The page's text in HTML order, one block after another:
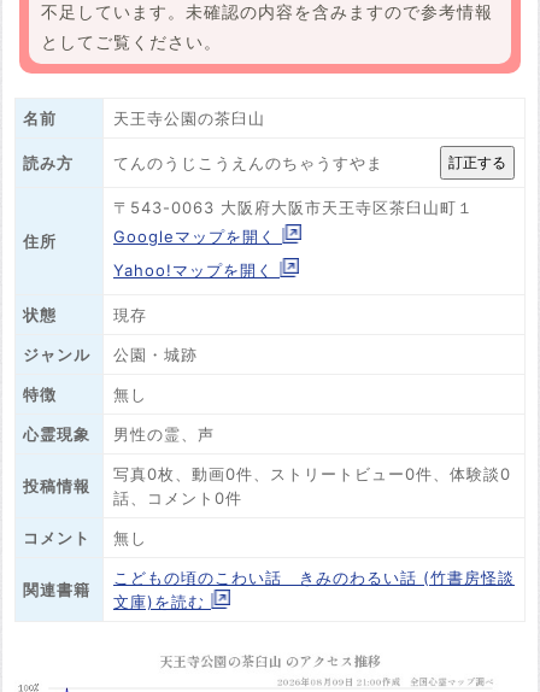
不足しています。未確認の内容を含みますので参考情報
としてご覧ください。
名前 天王寺公園の茶臼山
読み方 てんのうじこうえんのちゃうすやま
住所
〒543-0063 大阪府大阪市天王寺区茶臼山町１
Googleマップを開く
Yahoo!マップを開く
状態 現存
ジャンル 公園・城跡
特徴 無し
心霊現象 男性の霊、声
投稿情報
写真0枚、動画0件、ストリートビュー0件、体験談0
話、コメント0件
コメント 無し
関連書籍
こどもの頃のこわい話 きみのわるい話 (竹書房怪談
文庫)を読む